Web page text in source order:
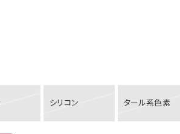
シリコン タール系色素